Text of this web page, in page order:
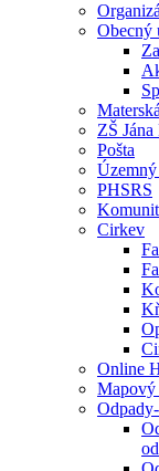
Obecný
ZŠ
Pošta
PHSRS
Cirkev
Online
Mapový